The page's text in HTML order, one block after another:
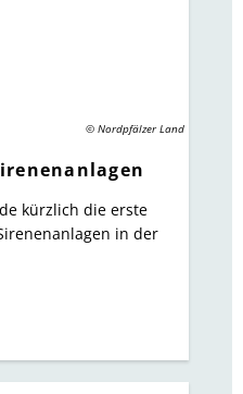
© Nordpfälzer Land
kürzlich die erste
in der